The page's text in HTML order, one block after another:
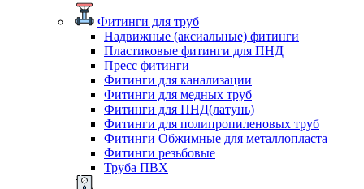
Фитинги для труб
Надвижные (аксиальные) фитинги
Пластиковые фитинги для ПНД
Пресс фитинги
Фитинги для канализации
Фитинги для медных труб
Фитинги для ПНД(латунь)
Фитинги для полипропиленовых труб
Фитинги Обжимные для металлопласта
Фитинги резьбовые
Труба ПВХ